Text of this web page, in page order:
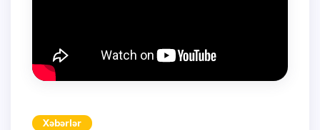
Xəbərlər